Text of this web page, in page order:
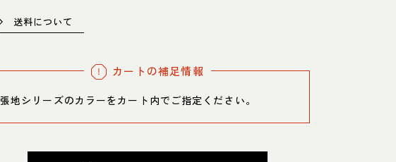
送料について
カートの補足情報
張地シリーズのカラーをカート内でご指定ください。